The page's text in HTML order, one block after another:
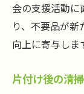
会の支援活動に
り、不要品が
向上に寄与しま
片付け後の清